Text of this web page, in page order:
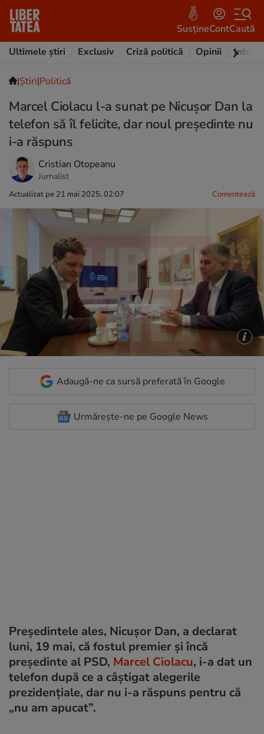
SusțineContCaută
Ultimele știri
Exclusiv Criză politică Opinii
|Ştiri|Politică
Marcel Ciolacu l-a sunat pe Nicușor Dan la
telefon să îl felicite, dar noul președinte nu
i-a răspuns
Cristian Otopeanu
Jurnalist
Actualizat pe 21 mai 2025, 02:07 Comentează
Adaugă-ne ca sursă preferată în Google
Urmărește-ne pe Google News
Preşedintele ales, Nicuşor Dan, a declarat
luni, 19 mai, că fostul premier și încă
președinte al PSD, Marcel Ciolacu, i-a dat un
telefon după ce a câștigat alegerile
prezidențiale, dar nu i-a răspuns pentru că
„nu am apucat”.